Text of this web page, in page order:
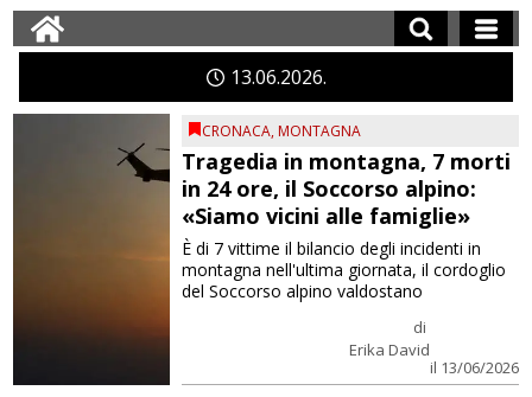
1306 2026
CRONACA, MONTAGNA
Tragedia in montagna, 7 morti
in 24 ore, il Soccorso alpino:
«Siamo vicini alle famiglie»
di
Erika David
il 13/06/2026
È di 7 vittime il bilancio degli incidenti in
montagna nell'ultima giornata, il cordoglio
del Soccorso alpino valdostano